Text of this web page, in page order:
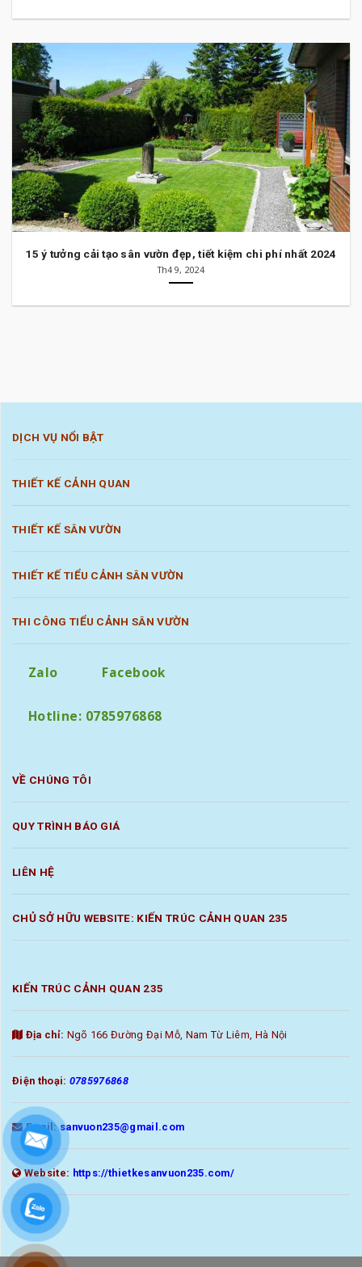
15 ý tưởng cải tạo sân vườn đẹp, tiết kiệm chi phí nhất 2024
Th4 9, 2024
DỊCH VỤ NỔI BẬT
THIẾT KẾ CẢNH QUAN
THIẾT KẾ SÂN VƯỜN
THIẾT KẾ TIỂU CẢNH SÂN VƯỜN
THI CÔNG TIỂU CẢNH SÂN VƯỜN
Zalo Facebook
Hotline: 0785976868
VỀ CHÚNG TÔI
QUY TRÌNH BÁO GIÁ
LIÊN HỆ
CHỦ SỞ HỮU WEBSITE: KIẾN TRÚC CẢNH QUAN 235
KIẾN TRÚC CẢNH QUAN 235
Địa chỉ: Ngõ 166 Đường Đại Mỗ, Nam Từ Liêm, Hà Nội
Điện thoại: 0785976868
Email:sanvuon235@gmail.com
Website: https://thietkesanvuon235.com/